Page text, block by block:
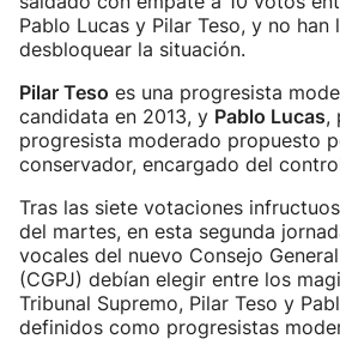
Pablo Lucas y Pilar Teso, y no han
desbloquear la situación.
Pilar Teso es una progresista
candidata en 2013, y Pablo Lucas,
progresista moderado propuesto
conservador, encargado del
Tras las siete votaciones
del martes, en esta segunda
vocales del nuevo Consejo
(CGPJ) debían elegir entre los
Tribunal Supremo, Pilar Teso y
definidos como progresistas